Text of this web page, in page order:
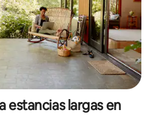
estancias largas en